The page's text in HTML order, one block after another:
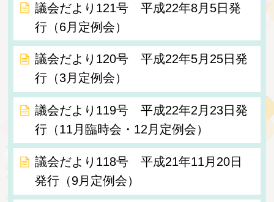
議会だより121号 平成22年8月5日発
行（6月定例会）
議会だより120号 平成22年5月25日発
行（3月定例会）
議会だより119号 平成22年2月23日発
行（11月臨時会・12月定例会）
議会だより118号 平成21年11月20日
発行（9月定例会）